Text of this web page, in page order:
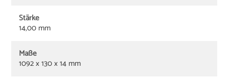
Stärke
14,00 mm
Maße
1092 x 130 x 14 mm